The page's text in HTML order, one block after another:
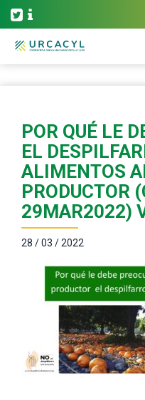
POR QUÉ LE
EL
ALIMENTOS
PRODUCTOR
29MAR2022)
28 / 03 / 2022